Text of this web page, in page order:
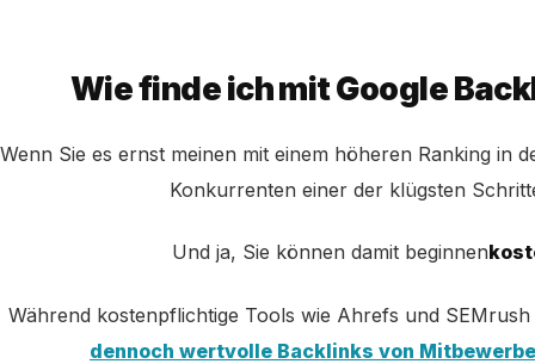
Wie finde ich mit Google
Wenn Sie es ernst meinen mit einem höheren Ranking in
Konkurrenten einer der klügsten
Und ja, Sie können damit beginnen
Während kostenpflichtige Tools wie Ahrefs und
dennoch wertvolle Backlinks von